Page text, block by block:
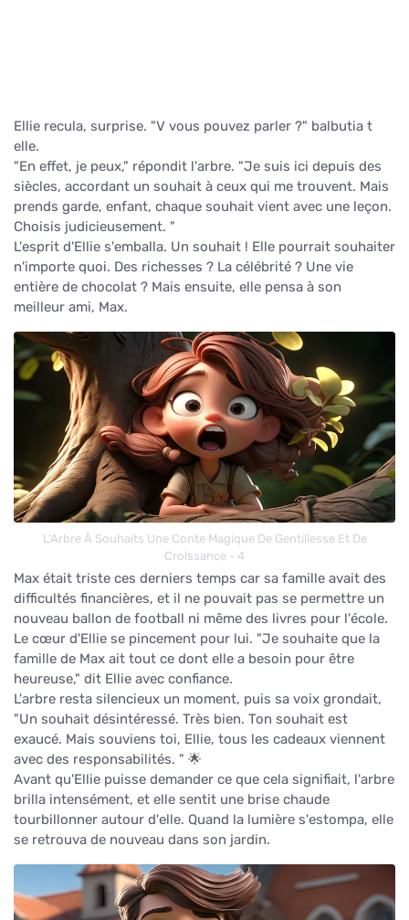
Ellie recula, surprise. "V vous pouvez parler ?" balbutia t
elle.
"En effet, je peux," répondit l'arbre. "Je suis ici depuis des
siècles, accordant un souhait à ceux qui me trouvent. Mais
prends garde, enfant, chaque souhait vient avec une leçon.
Choisis judicieusement. "
L'esprit d'Ellie s'emballa. Un souhait ! Elle pourrait souhaiter
n'importe quoi. Des richesses ? La célébrité ? Une vie
entière de chocolat ? Mais ensuite, elle pensa à son
meilleur ami, Max.
L'Arbre À Souhaits Une Conte Magique De Gentillesse Et De
Croissance - 4
Max était triste ces derniers temps car sa famille avait des
difficultés financières, et il ne pouvait pas se permettre un
nouveau ballon de football ni même des livres pour l'école.
Le cœur d'Ellie se pincement pour lui. "Je souhaite que la
famille de Max ait tout ce dont elle a besoin pour être
heureuse," dit Ellie avec confiance.
L'arbre resta silencieux un moment, puis sa voix grondait,
"Un souhait désintéressé. Très bien. Ton souhait est
exaucé. Mais souviens toi, Ellie, tous les cadeaux viennent
avec des responsabilités. " 🌟
Avant qu'Ellie puisse demander ce que cela signifiait, l'arbre
brilla intensément, et elle sentit une brise chaude
tourbillonner autour d'elle. Quand la lumière s'estompa, elle
se retrouva de nouveau dans son jardin.